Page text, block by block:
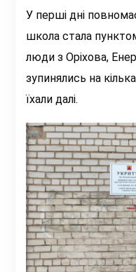
У перші дні
школа стала
люди з Оріхова,
зупинялись на
їхали далі.